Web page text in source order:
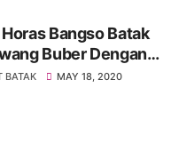
Bangso Batak
Buber Dengan
dan Gelandangan
BATAK MAY 18, 2020